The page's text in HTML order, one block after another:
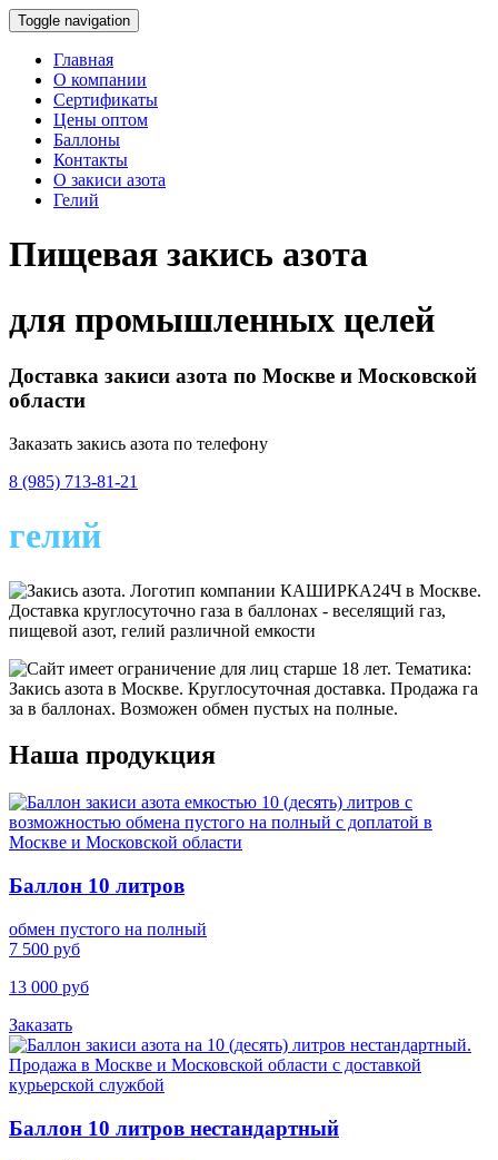
Toggle navigation
Главная
О компании
Сертификаты
Цены оптом
Баллоны
Контакты
О закиси азота
Гелий
Пищевая закись азота
для промышленных целей
Доставка закиси азота по Москве и Московской
области
Заказать закись азота по телефону
8 (985) 713-81-21
гелий
Наша продукция
Баллон 10 литров
обмен пустого на полный
7 500 руб
13 000 руб
Заказать
Баллон 10 литров нестандартный